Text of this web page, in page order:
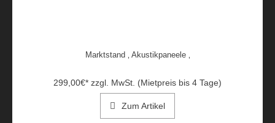
Marktstand ‚ Akustikpaneele ‚
299,00€* zzgl. MwSt. (Mietpreis bis 4 Tage)
Zum Artikel